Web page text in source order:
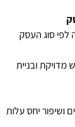
לפי סוג העסק
ובניית
ושיפור יחס עלות